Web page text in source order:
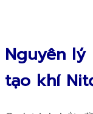
Nguyên
tạo khí